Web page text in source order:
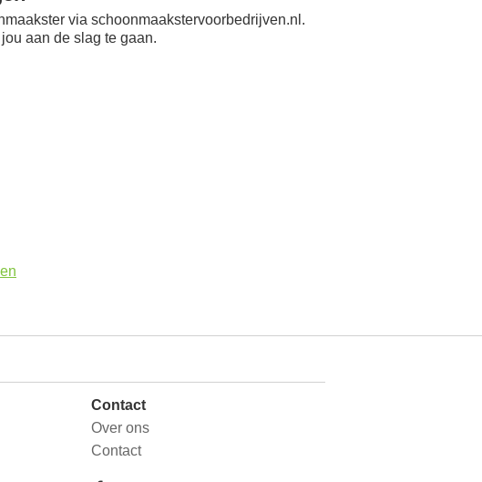
via schoonmaakstervoorbedrijven.nl.
aan de slag te gaan.
Contact
Over ons
Contact